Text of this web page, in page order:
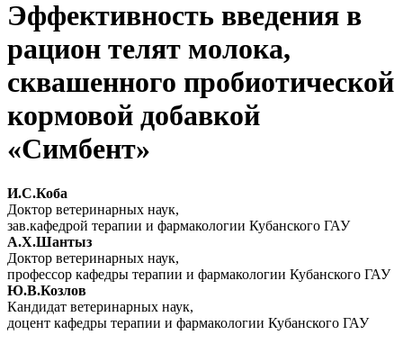
Эффективность введения в
рацион телят молока,
сквашенного пробиотической
кормовой добавкой
«Симбент»
И.С.Коба
Доктор ветеринарных наук,
зав.кафедрой терапии и фармакологии Кубанского ГАУ
А.Х.Шантыз
Доктор ветеринарных наук,
профессор кафедры терапии и фармакологии Кубанского ГАУ
Ю.В.Козлов
Кандидат ветеринарных наук,
доцент кафедры терапии и фармакологии Кубанского ГАУ